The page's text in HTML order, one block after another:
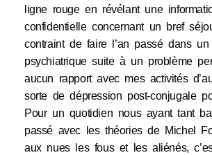
ligne rouge en révélant une
confidentielle concernant un bref
contraint de faire l’an passé dans un
psychiatrique suite à un problème
aucun rapport avec mes activités
sorte de dépression post-conjugale
Pour un quotidien nous ayant tant
passé avec les théories de Michel
aux nues les fous et les aliénés,